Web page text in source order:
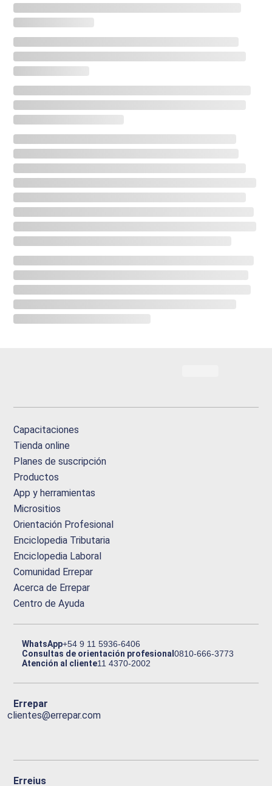
Capacitaciones
Tienda online
Planes de suscripción
Productos
App y herramientas
Micrositios
Orientación Profesional
Enciclopedia Tributaria
Enciclopedia Laboral
Comunidad Errepar
Acerca de Errepar
Centro de Ayuda
WhatsApp+54 9 11 5936-6406
Consultas de orientación profesional0810-666-3773
Atención al cliente11 4370-2002
Errepar
clientes@errepar.com
Erreius